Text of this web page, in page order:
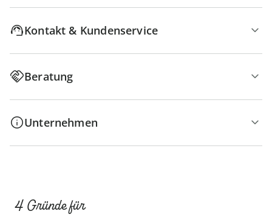
Kontakt & Kundenservice
Beratung
Unternehmen
4 Gründe für